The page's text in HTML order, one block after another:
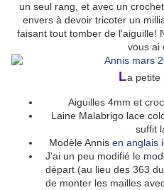
un seul rang, et avec un
envers à devoir tricoter un
faisant tout tomber de l'aiguille!
vous ai
La petite
Aiguilles 4mm et
Laine Malabrigo lace
suffit
Modèle Annis en anglais
J'ai un peu modifié le
départ (au lieu des 363
de monter les mailles